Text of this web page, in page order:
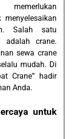
memerlukan
Salah satu
adalah crane.
sewa crane
mudah. Di
Crane” hadir
Anda.
untuk